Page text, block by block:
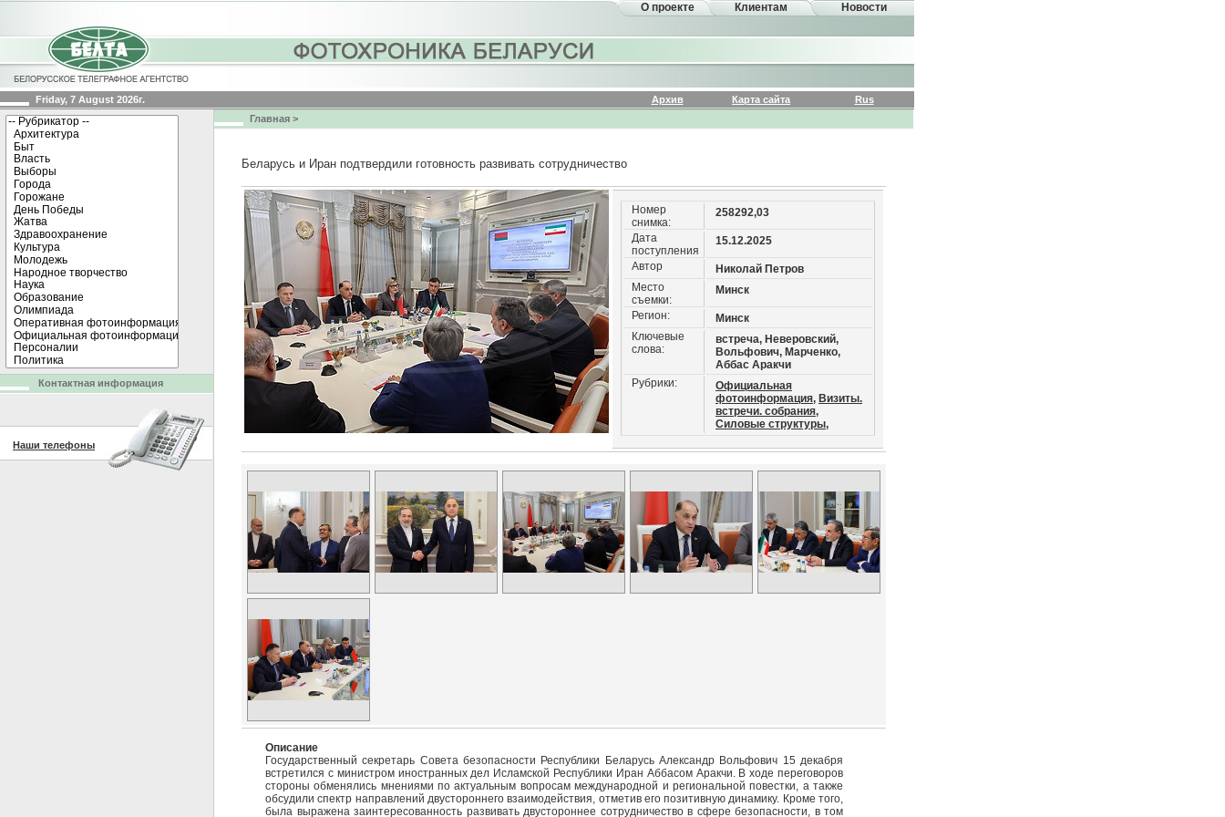
О проекте Клиентам Новости
Friday, 7 August 2026г. Архив Карта сайта
Rus
Главная >
Беларусь и Иран подтвердили готовность развивать сотрудничество
Номер
снимка:
258292,03
Дата
поступления
15.12.2025
Автор
Николай Петров
Место
съемки:
Минск
Регион:
Минск
Ключевые
слова:
встреча, Неверовский,
Вольфович, Марченко,
Аббас Аракчи
Рубрики:
Официальная
фотоинформация, Визиты.
встречи. собрания,
Силовые структуры,
Описание
Государственный секретарь Совета безопасности Республики Беларусь Александр Вольфович 15 декабря
встретился с министром иностранных дел Исламской Республики Иран Аббасом Аракчи. В ходе переговоров
стороны обменялись мнениями по актуальным вопросам международной и региональной повестки, а также
обсудили спектр направлений двустороннего взаимодействия, отметив его позитивную динамику. Кроме того,
была выражена заинтересованность развивать двустороннее сотрудничество в сфере безопасности, в том
Контактная информация
Наши телефоны